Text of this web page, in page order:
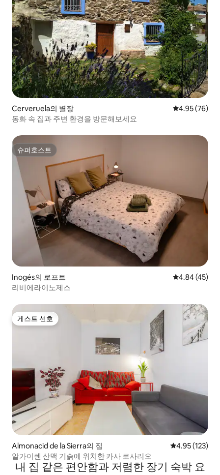
Cerveruela의 별장 평점 4.95점(5
4.95 (76)
동화 속 집과 주변 환경을 방문해보세요
슈퍼호스트
슈퍼호스트
Inogés의 로프트 평점 4.84점(5
4.84 (45)
리비에라이노제스
게스트 선호
게스트 선호
Almonacid de la Sierra의 집 평점 4.95점(5
4.95 (123)
알가이렌 산맥 기슭에 위치한 카사 로사리오
내 집 같은 편안함과 저렴한 장기 숙박 요